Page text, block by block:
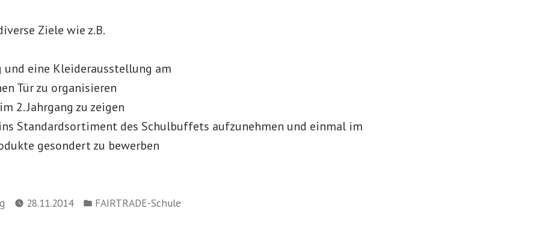
Ziele wie z.B.
und eine Kleiderausstellung am
Tür zu organisieren
2. Jahrgang zu zeigen
Standardsortiment des Schulbuffets aufzunehmen und einmal im
gesondert zu bewerben
28.11.2014
Veröffentlicht
FAIRTRADE-Schule